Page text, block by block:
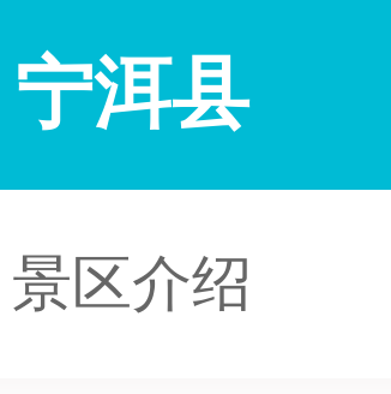
宁洱县
景区介绍